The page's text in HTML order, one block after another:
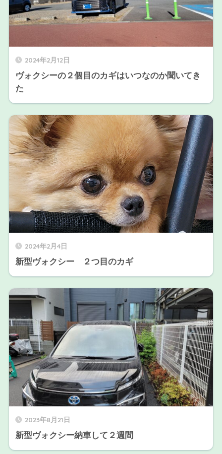
2024年2月12日
ヴォクシーの２個目のカギはいつなのか聞いてき
た
2024年2月4日
新型ヴォクシー ２つ目のカギ
2023年8月21日
新型ヴォクシー納車して２週間